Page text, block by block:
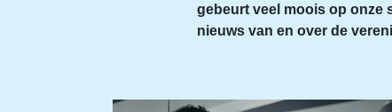
gebeurt veel moois op onze
nieuws van en over de